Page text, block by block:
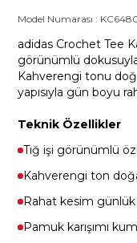
Model Numarası :
adidas Crochet Tee
görünümlü
Kahverengi tonu
yapısıyla gün boyu
Teknik Özellikler
Tığ işi görünümlü
Kahverengi ton
Rahat kesim
Pamuk karışımı